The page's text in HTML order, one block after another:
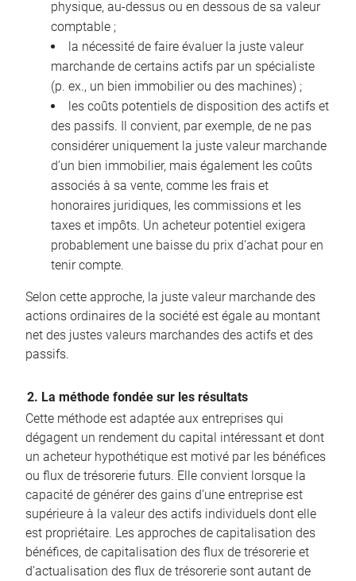
physique, au-dessus ou en dessous de sa valeur
comptable ;
la nécessité de faire évaluer la juste valeur
marchande de certains actifs par un spécialiste
(p. ex., un bien immobilier ou des machines) ;
les coûts potentiels de disposition des actifs et
des passifs. Il convient, par exemple, de ne pas
considérer uniquement la juste valeur marchande
d’un bien immobilier, mais également les coûts
associés à sa vente, comme les frais et
honoraires juridiques, les commissions et les
taxes et impôts. Un acheteur potentiel exigera
probablement une baisse du prix d’achat pour en
tenir compte.
Selon cette approche, la juste valeur marchande des
actions ordinaires de la société est égale au montant
net des justes valeurs marchandes des actifs et des
passifs.
2. La méthode fondée sur les résultats
Cette méthode est adaptée aux entreprises qui
dégagent un rendement du capital intéressant et dont
un acheteur hypothétique est motivé par les bénéfices
ou flux de trésorerie futurs. Elle convient lorsque la
capacité de générer des gains d’une entreprise est
supérieure à la valeur des actifs individuels dont elle
est propriétaire. Les approches de capitalisation des
bénéfices, de capitalisation des flux de trésorerie et
d’actualisation des flux de trésorerie sont autant de